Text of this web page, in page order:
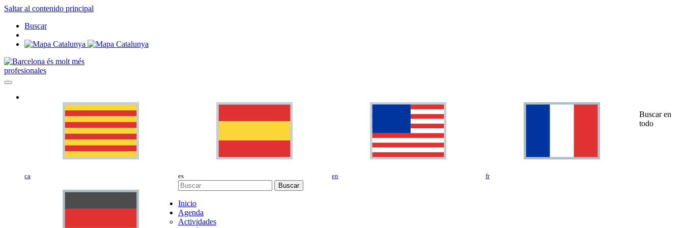
Saltar al contenido principal
Buscar
profesionales
ca es en fr
Buscar en
todo
Buscar
Inicio
Agenda
Actividades